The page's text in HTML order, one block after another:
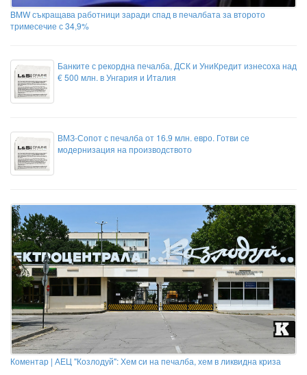
BMW съкращава работници заради спад в печалбата за второто
тримесечие с 34,9%
Банките с рекордна печалба, ДСК и УниКредит изнесоха над
€ 500 млн. в Унгария и Италия
ВМЗ-Сопот с печалба от 16.9 млн. евро. Готви се
модернизация на производството
Коментар | АЕЦ "Козлодуй": Хем си на печалба, хем в ликвидна криза